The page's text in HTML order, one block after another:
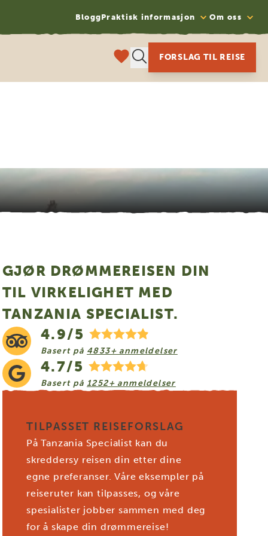
BloggPraktisk informasjon Om oss
FORSLAG TIL REISE
GJØR DRØMMEREISEN DIN
TIL VIRKELIGHET MED
TANZANIA SPECIALIST.
4.9/5
Basert på 4833+ anmeldelser
4.7/5
Basert på1252+ anmeldelser
TILPASSET REISEFORSLAG
På Tanzania Specialist kan du
skreddersy reisen din etter dine
egne preferanser. Våre eksempler på
reiseruter kan tilpasses, og våre
spesialister jobber sammen med deg
for å skape din drømmereise!